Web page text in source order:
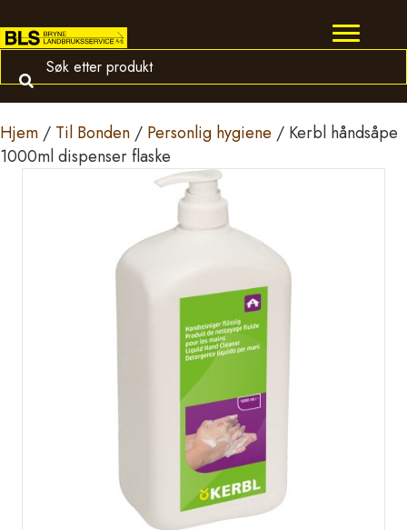
Hjem / Til Bonden / Personlig hygiene / Kerbl håndsåpe
1000ml dispenser flaske